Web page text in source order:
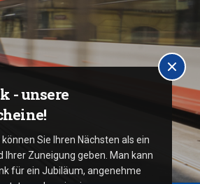
- unsere
Sie Ihren Nächsten als ein
Ihrer Zuneigung geben. Man kann
für ein Jubiläum, angenehme